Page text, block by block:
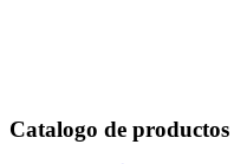
Catalogo de productos